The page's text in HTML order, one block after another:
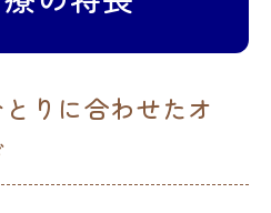
りに合わせたオ